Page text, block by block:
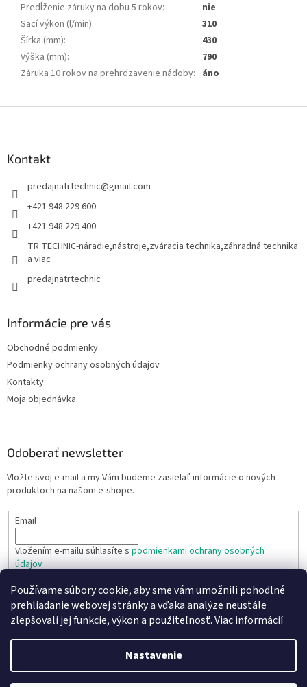
Používame súbory cookie, aby sme vám umožnili pohodlné
prehliadanie webovej stránky a vďaka analýze neustále
zlepšovali jej funkcie, výkon a použiteľnosť.Viac informácií
Nastavenie
Predĺženie záruky na dobu 5 rokov:
nie
Sací výkon (l/min):
310
Šírka (mm):
430
Výška (mm):
790
Záruka 10 rokov na prehrdzavenie nádoby: áno
Kontakt
predajnatrtechnic@gmail.com
+421 948 229 600
+421 948 229 400
TR TECHNIC-náradie,nástroje,zváracia technika,záhradná technika
a viac
predajnatrtechnic
Informácie pre vás
Obchodné podmienky
Podmienky ochrany osobných údajov
Kontakty
Moja objednávka
Odoberať newsletter
Vložte svoj e-mail a my Vám budeme zasielať informácie o nových
produktoch na našom e-shope.
Email
Vložením e-mailu súhlasíte s podmienkami ochrany osobných
údajov
PRIHLÁSIŤ SA
Vytvoril Shoptet